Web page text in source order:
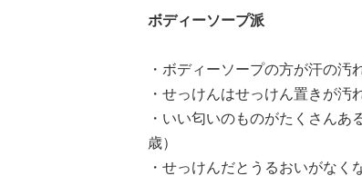
ボディーソープ派
・ボディーソープの方が汗の汚
・せっけんはせっけん置きが汚
・いい匂いのものがたくさん
歳）
・せっけんだとうるおいがなく